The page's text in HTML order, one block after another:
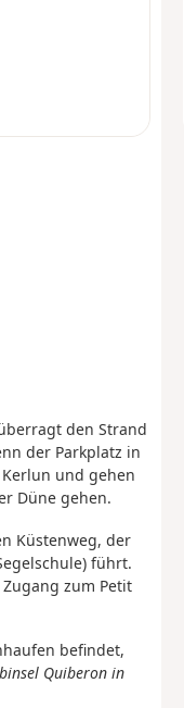
den Strand
der Parkplatz in
und gehen
Düne gehen.
Küstenweg, der
führt.
zum Petit
befindet,
Quiberon in